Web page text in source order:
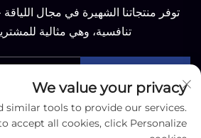
توفر منتجاتنا الشهيرة في مجال
تنافسية، وهي مثالية
We value your privacy
similar tools to provide our services.
accept all cookies, click Personalize